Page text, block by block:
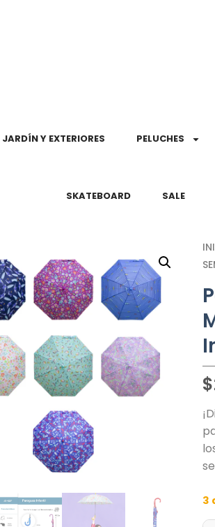
JARDÍN Y EXTERIORES PELUCHES
SKATEBOARD SALE
$
3